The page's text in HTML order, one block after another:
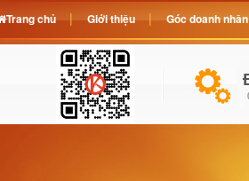
Trang chủ Giới thiệu Góc doanh nhân